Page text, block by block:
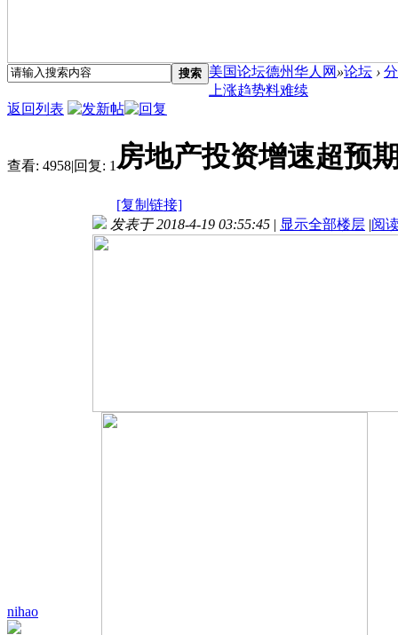
搜索 美国论坛德州华人网 »论坛 ›
上涨趋势料难续
返回列表
查看: 4958|回复: 1 房地产投资增速超预
[复制链接]
nihao
发表于 2018-4-19 03:55:45 | 显示全部楼层 |阅